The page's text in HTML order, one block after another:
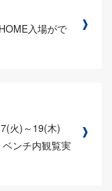
入場がで
火)～19(木)
ベンチ内観覧実